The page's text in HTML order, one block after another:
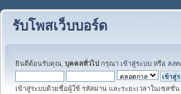
รับโพสเว็บบอร์ด
ยินดีต้อนรับคุณ, บุคคลทั่วไป กรุณา เข้าสู่ระบบ หรือ ลงท
เข้าสู่ระบบด้วยชื่อผู้ใช้ รหัสผ่าน และระยะเวลาในเซสชั่น